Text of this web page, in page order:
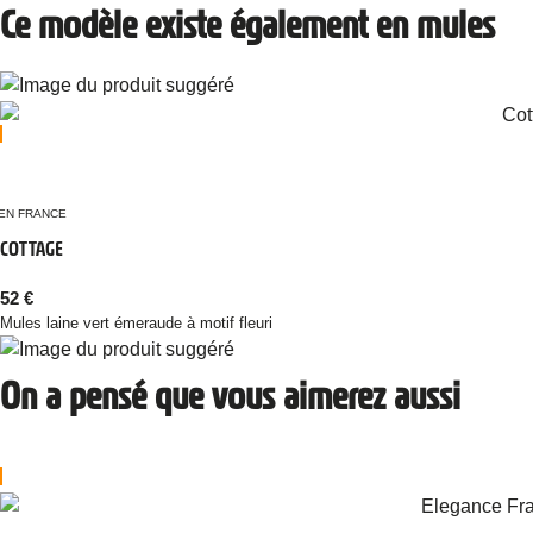
Ce modèle existe également en mules
FRANCE
COTTAGE
52 €
Mules laine vert émeraude à motif fleuri
On a pensé que vous aimerez aussi